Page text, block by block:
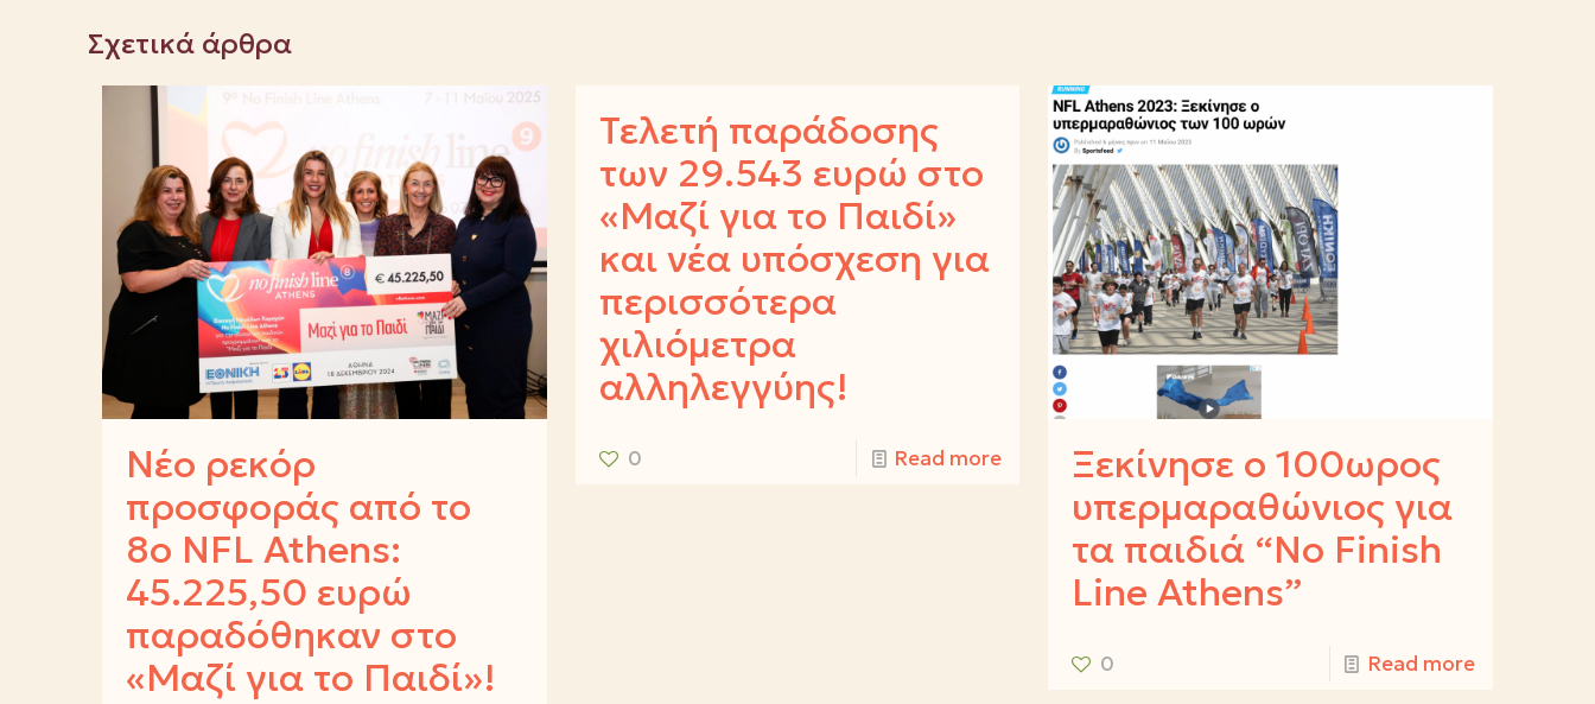
Σχετικά άρθρα
Νέο ρεκόρ
προσφοράς από το
8ο NFL Athens:
45.225,50 ευρώ
παραδόθηκαν στο
«Μαζί για το Παιδί»!
Τελετή παράδοσης
των 29.543 ευρώ στο
«Μαζί για το Παιδί»
και νέα υπόσχεση για
περισσότερα
χιλιόμετρα
αλληλεγγύης!
0 Read more
Ξεκίνησε ο 100ωρος
υπερμαραθώνιος για
τα παιδιά “No Finish
Line Athens”
0 Read more